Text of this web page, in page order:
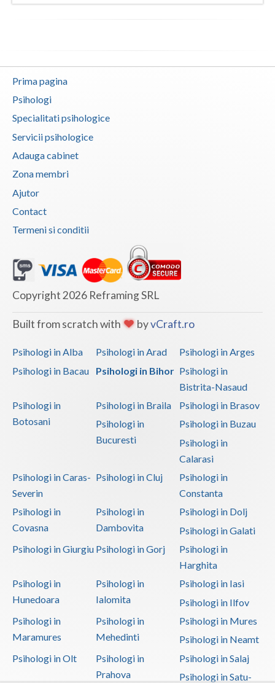
Prima pagina
Psihologi
Specialitati psihologice
Servicii psihologice
Adauga cabinet
Zona membri
Ajutor
Contact
Termeni si conditii
Copyright 2026 Reframing SRL
Built from scratch with byvCraft.ro
Psihologi in Alba Psihologi in Arad
Psihologi in Arges
Psihologi in Bacau
Psihologi in Bihor Psihologi in
Bistrita-Nasaud
Psihologi in
Botosani
Psihologi in Braila
Psihologi in Brasov
Psihologi in
Bucuresti
Psihologi in Buzau
Psihologi in
Calarasi
Psihologi in Caras-
Severin
Psihologi in Cluj
Psihologi in
Constanta
Psihologi in
Covasna
Psihologi in
Dambovita
Psihologi in Dolj
Psihologi in Galati
Psihologi in Giurgiu Psihologi in Gorj
Psihologi in
Harghita
Psihologi in
Hunedoara
Psihologi in
Ialomita
Psihologi in Iasi
Psihologi in Ilfov
Psihologi in
Maramures
Psihologi in
Mehedinti
Psihologi in Mures
Psihologi in Neamt
Psihologi in Olt
Psihologi in
Prahova
Psihologi in Salaj
Psihologi in Satu-